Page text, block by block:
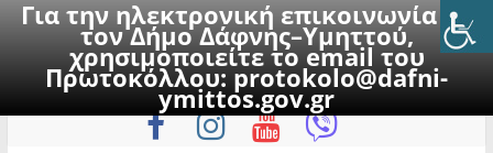
Για την ηλεκτρονική επικοινωνία με
τον Δήμο Δάφνης–Υμηττού,
χρησιμοποιείτε το email του
Πρωτοκόλλου:protokolo@dafni-
ymittos.gov.gr
to
Πέμπτη, 6 Αυγούστου 2026